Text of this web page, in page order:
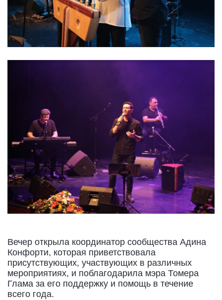
Вечер открыла координатор сообщества Адина
Конфорти, которая приветствовала
присутствующих, участвующих в различных
мероприятиях, и поблагодарила мэра Томера
Глама за его поддержку и помощь в течение
всего года.